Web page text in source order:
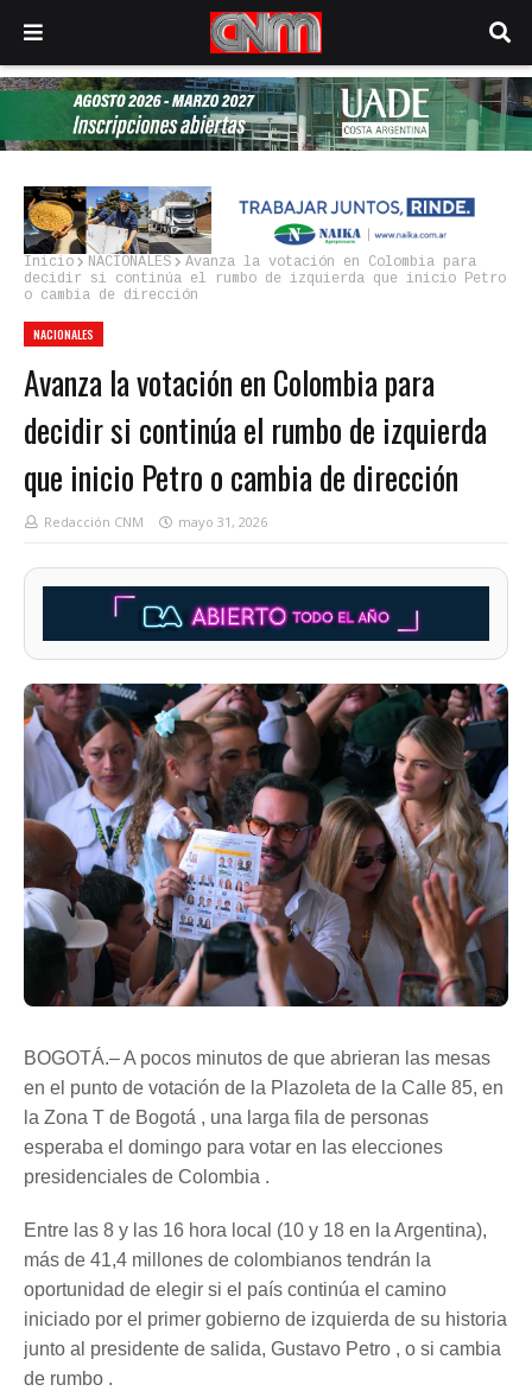
Inicio NACIONALES
Avanza la votación en Colombia para
decidir si continúa el rumbo de izquierda que inicio Petro
o cambia de dirección
NACIONALES
Avanza la votación en Colombia para
decidir si continúa el rumbo de izquierda
que inicio Petro o cambia de dirección
Redacción CNM mayo 31, 2026
BOGOTÁ.– A pocos minutos de que abrieran las mesas
en el punto de votación de la Plazoleta de la Calle 85, en
la Zona T de Bogotá , una larga fila de personas
esperaba el domingo para votar en las elecciones
presidenciales de Colombia .
Entre las 8 y las 16 hora local (10 y 18 en la Argentina),
más de 41,4 millones de colombianos tendrán la
oportunidad de elegir si el país continúa el camino
iniciado por el primer gobierno de izquierda de su historia
junto al presidente de salida, Gustavo Petro , o si cambia
de rumbo .